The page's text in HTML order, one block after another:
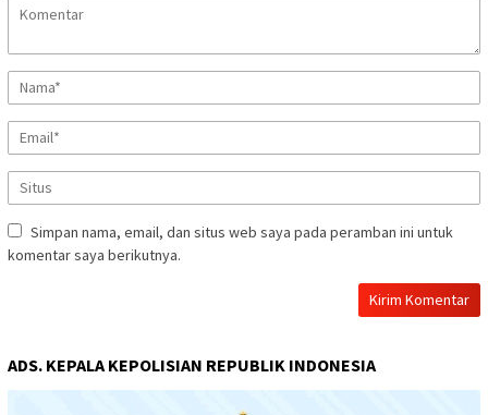
Simpan nama, email, dan situs web saya pada peramban ini untuk
komentar saya berikutnya.
ADS. KEPALA KEPOLISIAN REPUBLIK INDONESIA